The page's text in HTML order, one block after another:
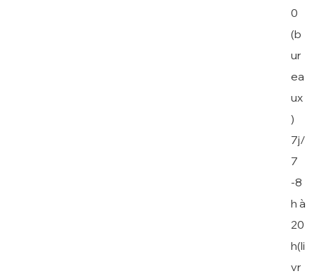
0
(b
ur
ea
ux
)
7j/
7
-8
h à
20
h(li
vr